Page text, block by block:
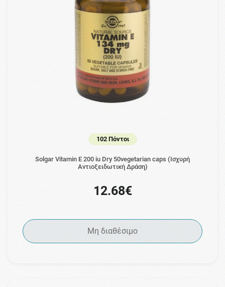
102 Πόντοι
Solgar Vitamin E 200 iu Dry 50vegetarian caps (Ισχυρή
Αντιοξειδωτική Δράση)
12.68€
Μη διαθέσιμο